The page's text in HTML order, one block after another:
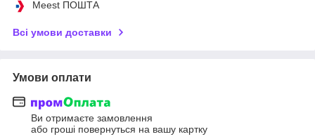
Meest ПОШТА
Всі умови доставки
Умови оплати
Ви отримаєте замовлення
або гроші повернуться на вашу картку